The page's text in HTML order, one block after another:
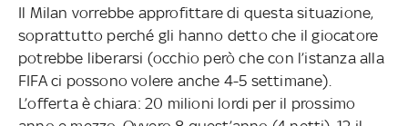
Il Milan vorrebbe approfittare di questa situazione,
soprattutto perché gli hanno detto che il giocatore
potrebbe liberarsi (occhio però che con l’istanza alla
FIFA ci possono volere anche 4-5 settimane).
L’offerta è chiara: 20 milioni lordi per il prossimo